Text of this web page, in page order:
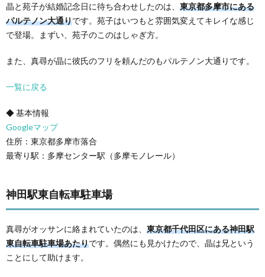
晶と苑子が結婚記念日に待ち合わせしたのは、 東京都多摩市にある
パルテノン大通りです。苑子はいつもと雰囲気変えてキレイな感じ
で登場。まずい、苑子のこのはしゃぎ方。
また、真尋が晶に彼氏のフリを頼んだのもパルテノン大通りです。
一覧に戻る
◆ 基本情報
Googleマップ
住所：東京都多摩市落合
最寄り駅：多摩センター駅（多摩モノレール）
神田駅東自転車駐車場
真尋がオッサンに絡まれていたのは、 東京都千代田区にある神田駅
東自転車駐車場あたりです。偶然にも見かけたので、晶は兄という
ことにして助けます。